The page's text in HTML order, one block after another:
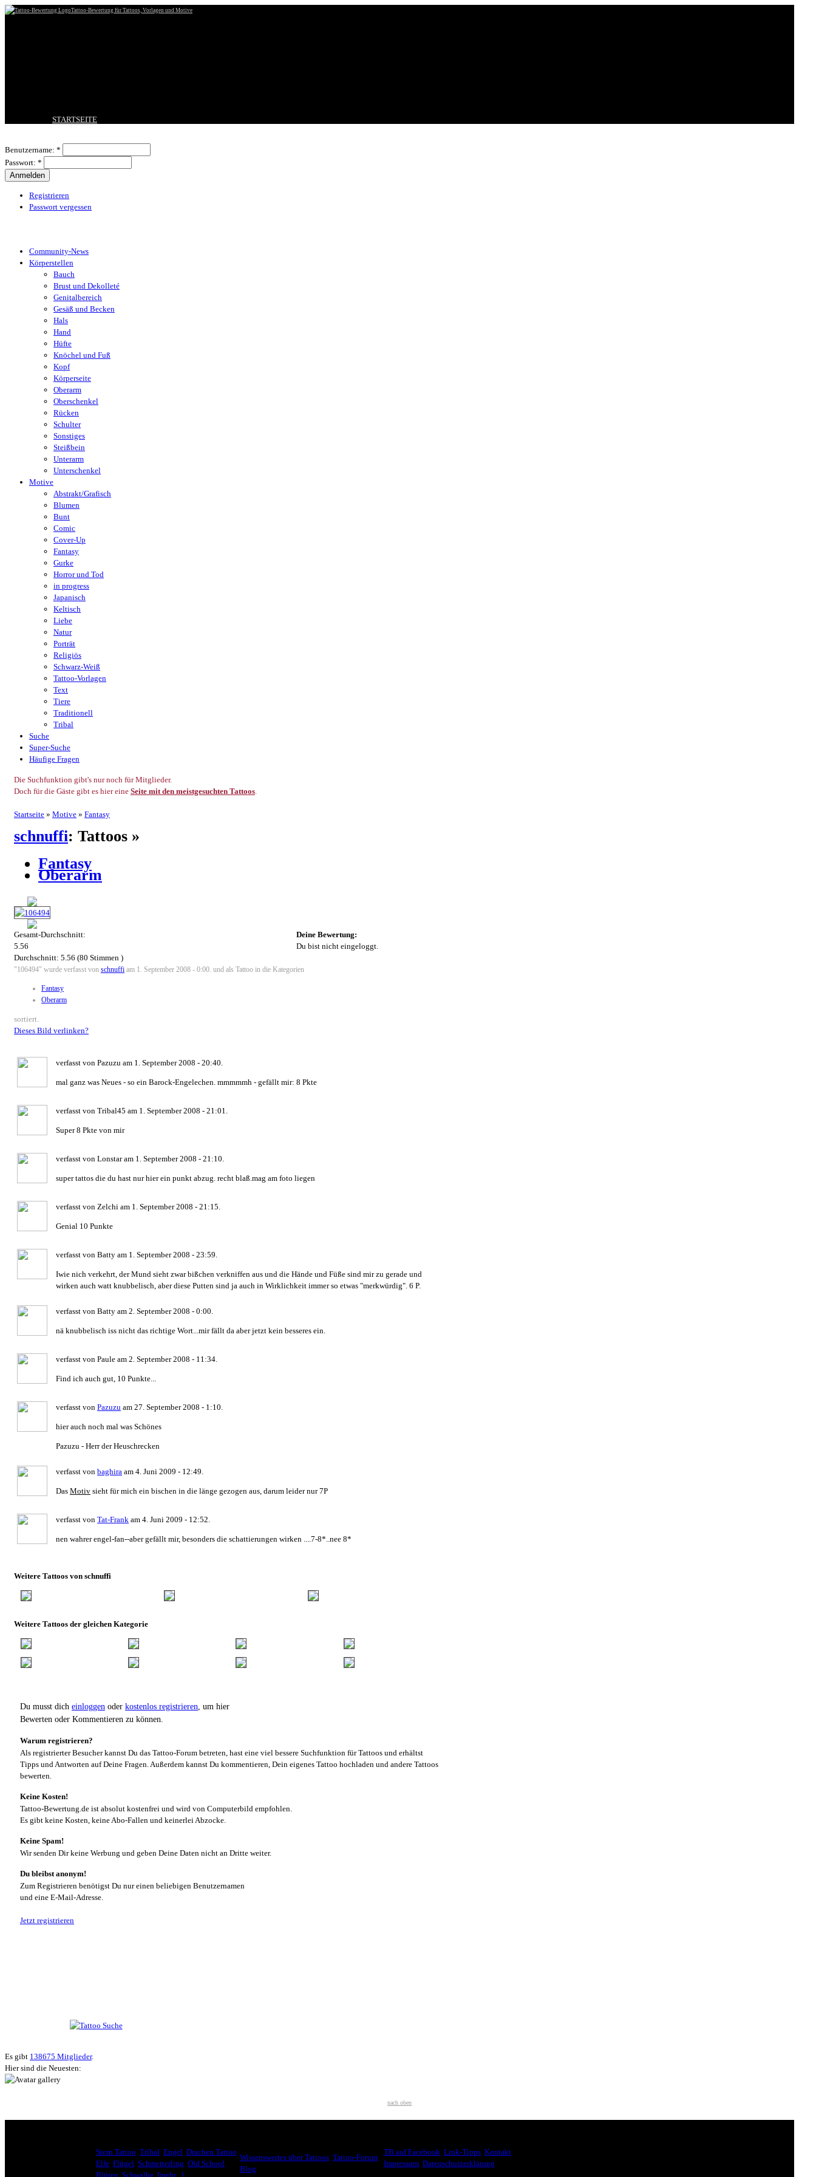
Tattoo-Bewertung für Tattoos, Vorlagen und Motive
STARTSEITE
BESTE TATTOOS
NEUESTE TATTOOS
Benutzername: *
Passwort: *
Registrieren
Passwort vergessen
Community-News
Körperstellen
Bauch
Brust und Dekolleté
Genitalbereich
Gesäß und Becken
Hals
Hand
Hüfte
Knöchel und Fuß
Kopf
Körperseite
Oberarm
Oberschenkel
Rücken
Schulter
Sonstiges
Steißbein
Unterarm
Unterschenkel
Motive
Abstrakt/Grafisch
Blumen
Bunt
Comic
Cover-Up
Fantasy
Gurke
Horror und Tod
in progress
Japanisch
Keltisch
Liebe
Natur
Porträt
Religiös
Schwarz-Weiß
Tattoo-Vorlagen
Text
Tiere
Traditionell
Tribal
Suche
Super-Suche
Häufige Fragen
Die Suchfunktion gibt's nur noch für Mitglieder.
Doch für die Gäste gibt es hier eine Seite mit den meistgesuchten Tattoos.
Startseite » Motive » Fantasy
schnuffi: Tattoos »
Fantasy
Oberarm
Gesamt-Durchschnitt:
5.56
Durchschnitt: 5.56 (80 Stimmen )
Deine Bewertung:
Du bist nicht eingeloggt.
"106494" wurde verfasst von schnuffi am 1. September 2008 - 0:00. und als Tattoo in die Kategorien
Fantasy
Oberarm
sortiert.
Dieses Bild verlinken?
verfasst von Pazuzu am 1. September 2008 - 20:40.
mal ganz was Neues - so ein Barock-Engelechen. mmmmmh - gefällt mir: 8 Pkte
verfasst von Tribal45 am 1. September 2008 - 21:01.
Super 8 Pkte von mir
verfasst von Lonstar am 1. September 2008 - 21:10.
super tattos die du hast nur hier ein punkt abzug. recht blaß.mag am foto liegen
verfasst von Zelchi am 1. September 2008 - 21:15.
Genial 10 Punkte
verfasst von Batty am 1. September 2008 - 23:59.
Iwie nich verkehrt, der Mund sieht zwar bißchen verkniffen aus und die Hände und Füße sind mir zu gerade und
wirken auch watt knubbelisch, aber diese Putten sind ja auch in Wirklichkeit immer so etwas "merkwürdig". 6 P.
verfasst von Batty am 2. September 2008 - 0:00.
nä knubbelisch iss nicht das richtige Wort...mir fällt da aber jetzt kein besseres ein.
verfasst von Paule am 2. September 2008 - 11:34.
Find ich auch gut, 10 Punkte...
verfasst von Pazuzu am 27. September 2008 - 1:10.
hier auch noch mal was Schönes
Pazuzu - Herr der Heuschrecken
verfasst von baghira am 4. Juni 2009 - 12:49.
Das Motiv sieht für mich ein bischen in die länge gezogen aus, darum leider nur 7P
verfasst von Tat-Frank am 4. Juni 2009 - 12:52.
nen wahrer engel-fan--aber gefällt mir, besonders die schattierungen wirken ....7-8*..nee 8*
Weitere Tattoos von schnuffi
Weitere Tattoos der gleichen Kategorie
Du musst dich einloggen oder kostenlos registrieren, um hier
Bewerten oder Kommentieren zu können.
Warum registrieren?
Als registrierter Besucher kannst Du das Tattoo-Forum betreten, hast eine viel bessere Suchfunktion für Tattoos und erhältst
Tipps und Antworten auf Deine Fragen. Außerdem kannst Du kommentieren, Dein eigenes Tattoo hochladen und andere Tattoos
bewerten.
Keine Kosten!
Tattoo-Bewertung.de ist absolut kostenfrei und wird von Computerbild empfohlen.
Es gibt keine Kosten, keine Abo-Fallen und keinerlei Abzocke.
Keine Spam!
Wir senden Dir keine Werbung und geben Deine Daten nicht an Dritte weiter.
Du bleibst anonym!
Zum Registrieren benötigst Du nur einen beliebigen Benutzernamen
und eine E-Mail-Adresse.
Jetzt registrieren
Es gibt 138675 Mitglieder.
Hier sind die Neuesten:
nach oben
Stern Tattoo Tribal Engel Drachen Tattoo
Elfe Flügel Schmetterling Old School
Blüten Schwalbe [mehr...]
Wissenswertes über Tattoos Tattoo-Forum
Blog
TB auf Facebook Link-Tipps Kontakt
Impressum Datenschutzerklärung